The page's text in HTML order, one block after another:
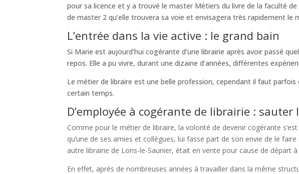
pour sa licence et y a trouvé le master Métiers du livre de la faculté
de master 2 qu’elle trouvera sa voie et envisagera très rapidement le
L’entrée dans la vie active : le grand bain
Si Marie est aujourd’hui cogérante d’une librairie après avoir passé
repos. Elle a pu vivre, durant une dizaine d’années, différentes
Le métier de libraire est une belle profession, cependant il faut
certain temps.
D’employée à cogérante de librairie : sauter
Comme pour le métier de libraire, la volonté de devenir cogérante
qu’une de ses amies et collègues, lui fasse part de son envie de le
autre librairie de Lons-le-Saunier, était en vente pour cause de départ
En effet, après de nombreuses années à travailler dans la même